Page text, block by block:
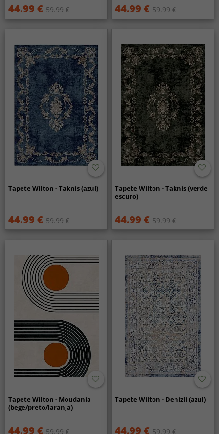
44.99 € 59.99 € 44.99 € 59.99 €
Tapete Wilton - Taknis (azul)
44.99 € 59.99 €
Tapete Wilton - Taknis (verde
escuro)
44.99 € 59.99 €
Tapete Wilton - Moudania
(bege/preto/laranja)
44.99 € 59.99 €
Tapete Wilton - Denizli (azul)
44.99 € 59.99 €